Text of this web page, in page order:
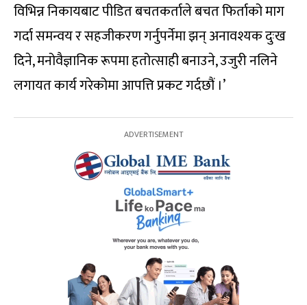
विभिन्न निकायबाट पीडित बचतकर्ताले बचत फिर्ताको माग
गर्दा समन्वय र सहजीकरण गर्नुपर्नेमा झन् अनावश्यक दुःख
दिने, मनोवैज्ञानिक रूपमा हतोत्साही बनाउने, उजुरी नलिने
लगायत कार्य गरेकोमा आपत्ति प्रकट गर्दछौं ।’